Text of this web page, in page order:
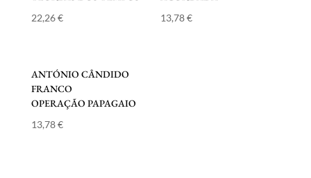
22,26€ 13,78€
ANTÓNIO CÂNDIDO
FRANCO
OPERAÇÃO PAPAGAIO
13,78€